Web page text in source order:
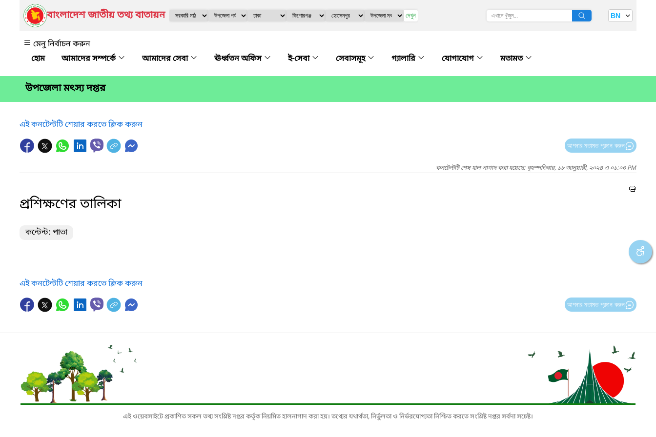
বাংলাদেশ জাতীয় তথ্য বাতায়ন দেখুন BN
মেনু নির্বাচন করুন
আমাদের সম্পর্কে
আমাদের সেবা ঊর্ধ্বতন অফিস ই-সেবা সেবাসমূহ গ্যালারি যোগাযোগ মতামত
উপজেলা মৎস্য দপ্তর
এই কনটেন্টটি শেয়ার করতে ক্লিক করুন
আপনার মতামত প্রদান করুন
কনটেন্টটি শেষ হাল-নাগাদ করা হয়েছে: বৃহস্পতিবার, ১৮ জানুয়ারী, ২০২৪ এ ০১:০৩ PM
প্রশিক্ষণের তালিকা
কন্টেন্ট: পাতা
এই কনটেন্টটি শেয়ার করতে ক্লিক করুন
আপনার মতামত প্রদান করুন
এই ওয়েবসাইটে প্রকাশিত সকল তথ্য সংশ্লিষ্ট দপ্তর কর্তৃক নিয়মিত হালনাগাদ করা হয়। তথ্যের যথার্থতা, নির্ভুলতা ও নির্ভরযোগ্যতা নিশ্চিত করতে সংশ্লিষ্ট দপ্তর সর্বদা সচেষ্ট।